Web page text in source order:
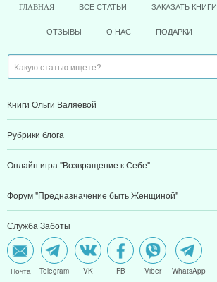
ГЛАВНАЯ ВСЕ СТАТЬИ ЗАКАЗАТЬ КНИГИ
ОТЗЫВЫ О НАС ПОДАРКИ
Книги Ольги Валяевой
Рубрики блога
Онлайн игра "Возвращение к Себе"
Форум "Предназначение быть Женщиной"
Служба Заботы
Почта Telegram VK FB Viber WhatsApp